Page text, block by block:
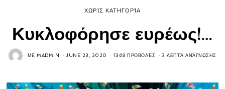
ΧΩΡΊΣ ΚΑΤΗΓΟΡΊΑ
Κυκλοφόρησε ευρέως!…
ΜΕMADMIN JUNE 23, 2020 1369 ΠΡΟΒΟΛΈΣ 3 ΛΕΠΤΆ ΑΝΆΓΝΩΣΗΣ